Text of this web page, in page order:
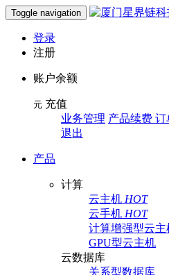
Toggle navigation
登录
注册
账户余额
元 充值
业务管理 产品续费
退出
产品
计算
云主机 HOT
云手机 HOT
计算增强型云主
GPU型云主机
云数据库
关系型数据库